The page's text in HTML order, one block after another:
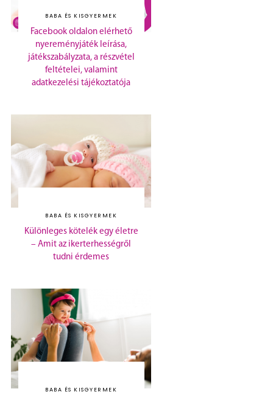
BABA ÉS KISGYERMEK
Facebook oldalon elérhető
nyereményjáték leírása,
játékszabályzata, a részvétel
feltételei, valamint
adatkezelési tájékoztatója
BABA ÉS KISGYERMEK
Különleges kötelék egy életre
– Amit az ikerterhességről
tudni érdemes
BABA ÉS KISGYERMEK